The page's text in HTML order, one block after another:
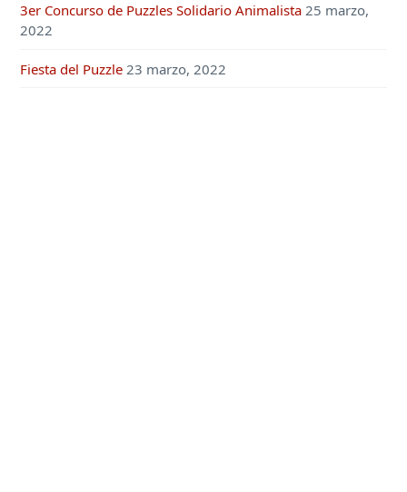
3er Concurso de Puzzles Solidario Animalista 25 marzo,
2022
Fiesta del Puzzle 23 marzo, 2022